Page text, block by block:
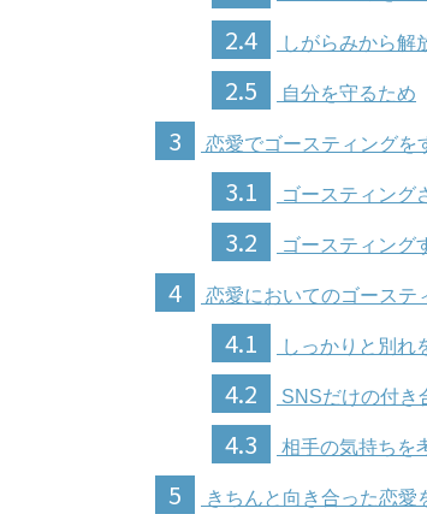
2.4 しがらみから解
2.5 自分を守るため
3 恋愛でゴースティングを
3.1 ゴースティング
3.2 ゴースティング
4 恋愛においてのゴーステ
4.1 しっかりと別れ
4.2 SNSだけの付き
4.3 相手の気持ちを
5 きちんと向き合った恋愛